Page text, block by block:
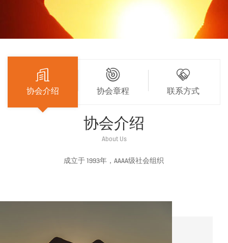
协会介绍 协会章程 联系方式
协会介绍
About Us
成立于 1993年，AAAA级社会组织